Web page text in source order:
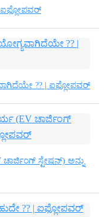
ಐಫ್ಲೋಪವರ್
?? | ಐಫ್ಲೋಪವರ್
ಸ್ಟೇಷನ್) ಅನ್ನು